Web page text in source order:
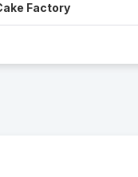
Factory